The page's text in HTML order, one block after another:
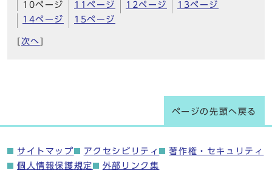
10ページ
11ページ 12ページ
13ページ
14ページ
15ページ
次へ
ページの先頭へ戻る
サイトマップ アクセシビリティ
著作権・セキュリティ
個人情報保護規定
外部リンク集